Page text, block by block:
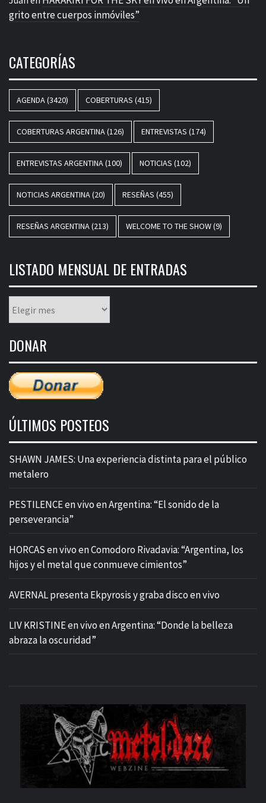
grito entre cuerpos inmóviles”
CATEGORÍAS
AGENDA(3420) COBERTURAS (415)
COBERTURAS ARGENTINA(126) ENTREVISTAS (174)
ENTREVISTAS ARGENTINA(100) NOTICIAS (102)
NOTICIAS ARGENTINA(20) RESEÑAS (455)
RESEÑAS ARGENTINA(213) WELCOME TO THE SHOW(9)
LISTADO MENSUAL DE ENTRADAS
mensual
entradas
DONAR
ÚLTIMOS POSTEOS
SHAWN JAMES: Una experiencia distinta para el público
metalero
PESTILENCE en vivo en Argentina: “El sonido de la
perseverancia”
HORCAS en vivo en Comodoro Rivadavia: “Argentina, los
hijos y el metal que conmueve cimientos”
AVERNAL presenta Ekpyrosis y graba disco en vivo
LIV KRISTINE en vivo en Argentina: “Donde la belleza
abraza la oscuridad”